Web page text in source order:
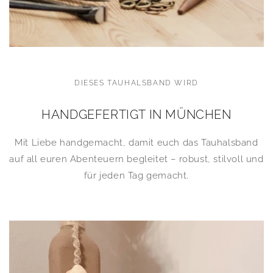
DIESES TAUHALSBAND WIRD
HANDGEFERTIGT IN MÜNCHEN
Mit Liebe handgemacht, damit euch das Tauhalsband
auf all euren Abenteuern begleitet – robust, stilvoll und
für jeden Tag gemacht.